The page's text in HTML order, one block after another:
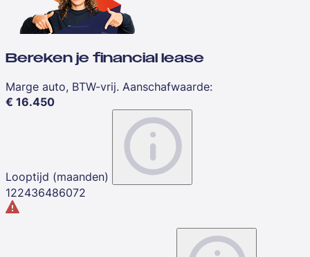
Bereken je financial lease
Marge auto, BTW-vrij. Aanschafwaarde:
€ 16.450
Looptijd (maanden)
122436486072